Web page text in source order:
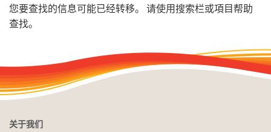
您要查找的信息可能已经转移。 请使用搜索栏或項目帮助
查找。
关于我们